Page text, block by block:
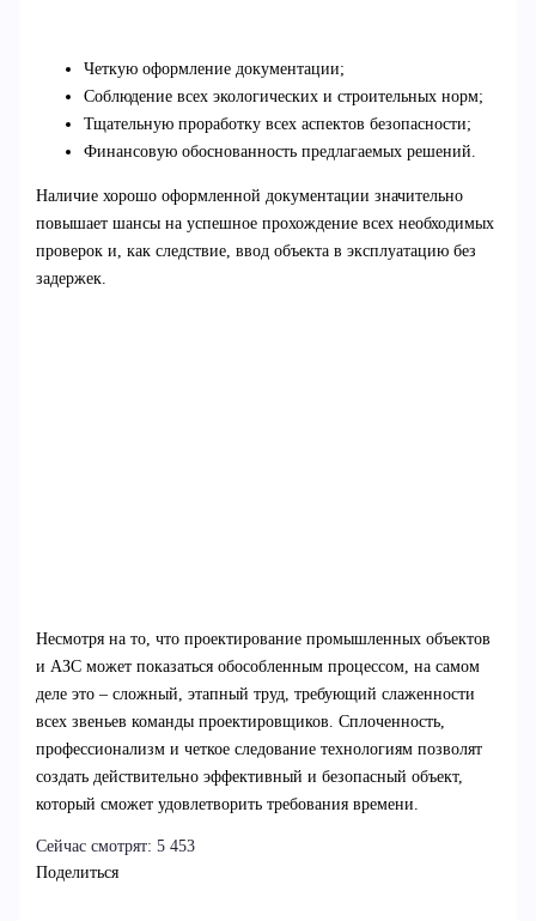
Четкую оформление документации;
Соблюдение всех экологических и строительных норм;
Тщательную проработку всех аспектов безопасности;
Финансовую обоснованность предлагаемых решений.
Наличие хорошо оформленной документации значительно
повышает шансы на успешное прохождение всех необходимых
проверок и, как следствие, ввод объекта в эксплуатацию без
задержек.
Несмотря на то, что проектирование промышленных объектов
и АЗС может показаться обособленным процессом, на самом
деле это – сложный, этапный труд, требующий слаженности
всех звеньев команды проектировщиков. Сплоченность,
профессионализм и четкое следование технологиям позволят
создать действительно эффективный и безопасный объект,
который сможет удовлетворить требования времени.
Сейчас смотрят: 5 453
Поделиться